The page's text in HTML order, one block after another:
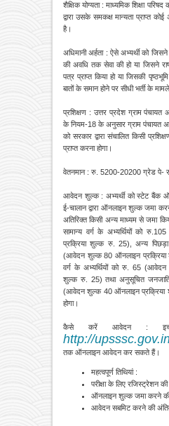
शैक्षिक योग्यता : माध्यमिक शिक्षा परिषद
द्वारा उसके समकक्ष मान्यता प्राप्त कोई
है।
अधिमानी अर्हता : ऐसे अभ्यर्थी को
की अवधि तक सेवा की हो या जिसने
पत्र प्राप्त किया हो या जिसकी
बातों के समान होने पर सीधी भर्ती के
प्रशिक्षण : उत्तर प्रदेश ग्राम पंचायत
के नियम-18 के अनुसार ग्राम पंचायत
को सरकार द्वारा संचालित किसी
प्राप्त करना होगा।
वेतनमान : रु. 5200-20200 ग्रेड पे-
आवेदन शुल्क : अभ्यर्थी को स्टेट बैंक
ई-चालान द्वारा ऑनलाइन शुल्क जमा
अतिरिक्त किसी अन्य माध्यम से जमा
सामान्य वर्ग के अभ्यर्थियों को
प्रक्रिया शुल्क रु. 25), अन्य पिछड़ा
(आवेदन शुल्क 80 ऑनलाइन
वर्ग के अभ्यर्थियों को रु. 65
शुल्क रु. 25) तथा अनुसूचित जनजाति
(आवेदन शुल्क 40 ऑनलाइन प्रक्रिया
होगा।
कैसे करें आवेदन : इच्छुक
http://
तक ऑनलाइन आवेदन कर सकते हैं।
महत्वपूर्ण तिथियां :
परीक्षा के लिए रजिस्ट्रेशन
ऑनलाइन शुल्क जमा करने
आवेदन सबमिट करने की